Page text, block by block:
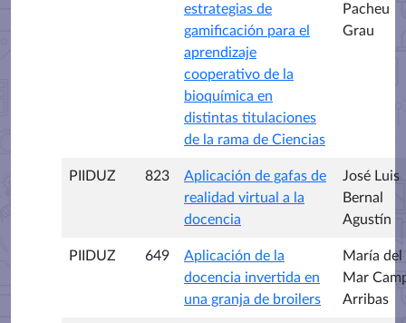
estrategias de
gamificación para el
aprendizaje
cooperativo de la
bioquímica en
distintas titulaciones
de la rama de Ciencias
Pacheu
Grau
PIIDUZ 823
Aplicación de gafas de
realidad virtual a la
docencia
José Luis
Bernal
Agustín
PIIDUZ 649
Aplicación de la
docencia invertida en
una granja de broilers
María del
Mar
Arribas